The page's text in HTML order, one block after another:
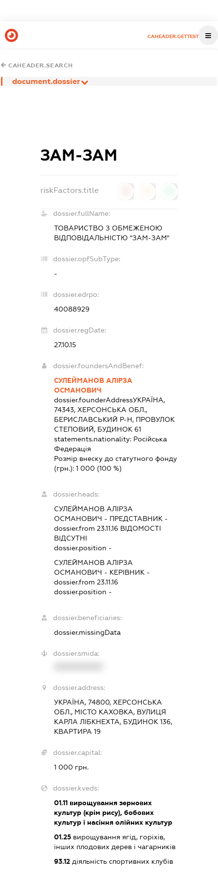
CAHEADER.GETTEST
CAHEADER.SEARCH
document.dossier
ЗАМ-ЗАМ
riskFactors.title
dossier.fullName:
ТОВАРИСТВО З ОБМЕЖЕНОЮ
ВІДПОВІДАЛЬНІСТЮ "ЗАМ-ЗАМ"
dossier.opfSubType:
-
dossier.edrpo:
40088929
dossier.regDate:
27.10.15
dossier.foundersAndBenef:
СУЛЕЙМАНОВ АЛІРЗА
ОСМАНОВИЧ
dossier.founderAddressУКРАЇНА,
74343, ХЕРСОНСЬКА ОБЛ.,
БЕРИСЛАВСЬКИЙ Р-Н, ПРОВУЛОК
СТЕПОВИЙ, БУДИНОК 61
statements.nationality: Російська
Федерація
Розмір внеску до статутного фонду
(грн.): 1 000 (100 %)
dossier.heads:
СУЛЕЙМАНОВ АЛІРЗА
ОСМАНОВИЧ - ПРЕДСТАВНИК -
dossier.from 23.11.16 ВІДОМОСТІ
ВІДСУТНІ
dossier.position -
СУЛЕЙМАНОВ АЛІРЗА
ОСМАНОВИЧ - КЕРІВНИК -
dossier.from 23.11.16
dossier.position -
dossier.beneficiaries:
dossier.missingData
dossier.smida:
dossier.address:
УКРАЇНА, 74800, ХЕРСОНСЬКА
ОБЛ., МІСТО КАХОВКА, ВУЛИЦЯ
КАРЛА ЛІБКНЕХТА, БУДИНОК 136,
КВАРТИРА 19
dossier.capital:
1 000 грн.
dossier.kveds:
01.11вирощування зернових
культур (крім рису), бобових
культур і насіння олійних культур
01.25вирощування ягід, горіхів,
інших плодових дерев і чагарників
93.12діяльність спортивних клубів